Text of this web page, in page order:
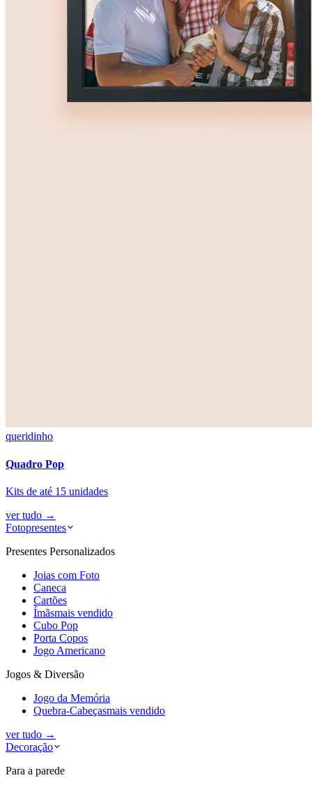
queridinho
Quadro Pop
Kits de até 15 unidades
ver tudo →
Fotopresentes
Presentes Personalizados
Joias com Foto
Caneca
Cartões
Ímãsmais vendido
Cubo Pop
Porta Copos
Jogo Americano
Jogos & Diversão
Jogo da Memória
Quebra-Cabeçasmais vendido
ver tudo →
Decoração
Para a parede